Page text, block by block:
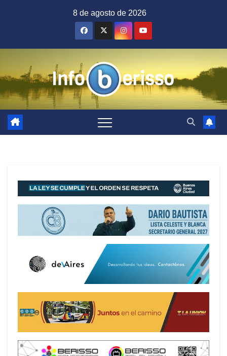
8 de agosto de 2026